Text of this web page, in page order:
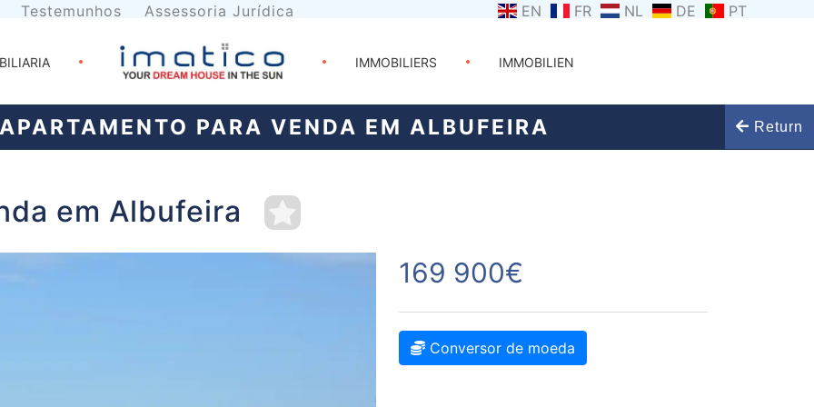
Testemunhos Assessoria Jurídica EN FR NL DE PT
IMMOBILIERS IMMOBILIEN
APARTAMENTO PARA VENDA EM ALBUFEIRA Return
em Albufeira
169 900€
Conversor de moeda